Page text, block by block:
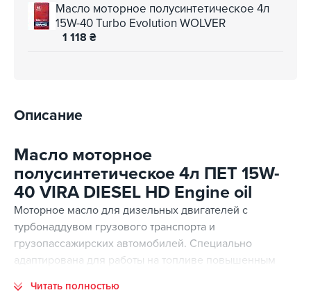
Масло моторное полусинтетическое 4л
15W-40 Turbo Evolution WOLVER
1 118 ₴
Описание
Масло моторное
полусинтетическое 4л ПЕТ 15W-
40 VIRA DIESEL HD Engine oil
Моторное масло для дизельных двигателей с
турбонаддувом грузового транспорта и
грузопассажирских автомобилей. Специально
адаптирована для работы на топливе повышенным
Читать полностью